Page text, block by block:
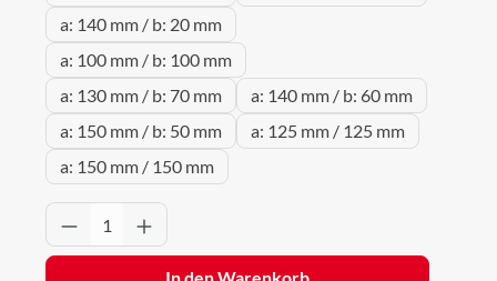
a: 140 mm / b: 20 mm
a: 100 mm / b: 100 mm
a: 130 mm / b: 70 mm
a: 140 mm / b: 60 mm
a: 150 mm / b: 50 mm
a: 125 mm / 125 mm
a: 150 mm / 150 mm
Produkt Anzahl: Gib den gewünschten